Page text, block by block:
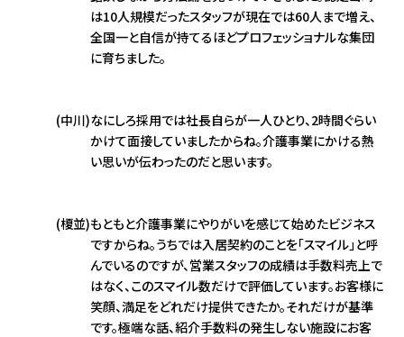
は10人規模だったスタッフが現在では60人まで増え、
全国一と自信が持てるほどプロフェッショナルな集団
に育ちました。
(中川)なにしろ採用では社長自らが一人ひとり、2時間ぐらい
かけて面接していましたからね。介護事業にかける熱
い思いが伝わったのだと思います。
(榎並)もともと介護事業にやりがいを感じて始めたビジネス
ですからね。うちでは入居契約のことを「スマイル」と呼
んでいるのですが、営業スタッフの成績は手数料売上で
はなく、このスマイル数だけで評価しています。お客様に
笑顔、満足をどれだけ提供できたか。それだけが基準
です。極端な話、紹介手数料の発生しない施設にお客